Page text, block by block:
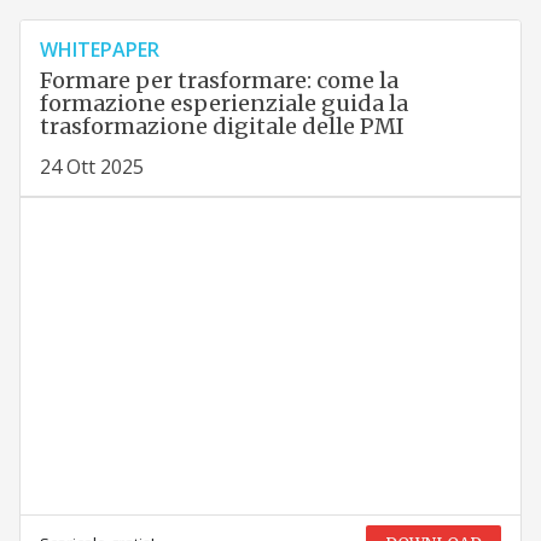
WHITEPAPER
Formare per trasformare: come la
formazione esperienziale guida la
trasformazione digitale delle PMI
24 Ott 2025